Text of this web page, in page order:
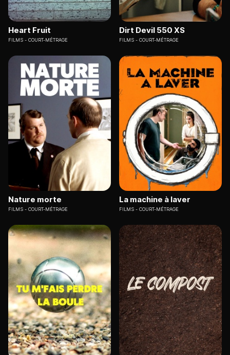
Heart Fruit
FILMS COURT-MÉTRAGE
Dirt Devil 550 XS
FILMS COURT-MÉTRAGE
Nature morte
FILMS COURT-MÉTRAGE
La machine à laver
FILMS COURT-MÉTRAGE